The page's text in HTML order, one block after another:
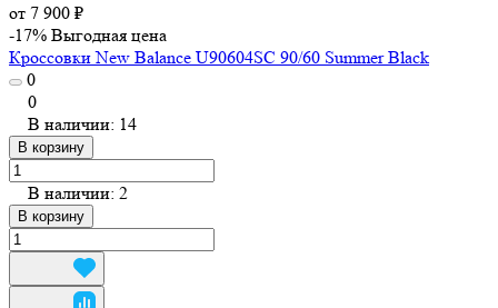
от 7 900 ₽
-17% Выгодная цена
Кроссовки New Balance U90604SC 90/60 Summer Black
0
0
В наличии: 14
В корзину
В наличии: 2
В корзину